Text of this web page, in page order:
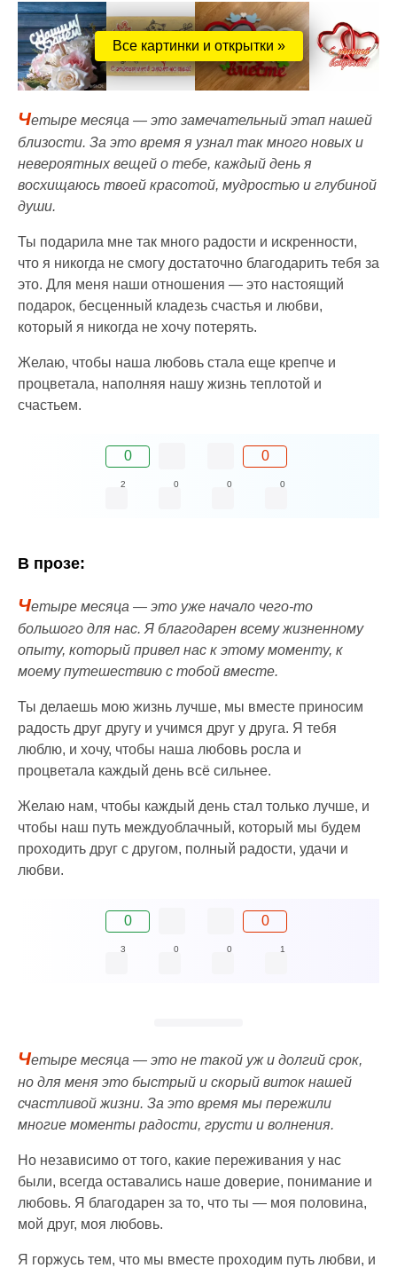
Все картинки и открытки »
Четыре месяца — это замечательный этап нашей
близости. За это время я узнал так много новых и
невероятных вещей о тебе, каждый день я
восхищаюсь твоей красотой, мудростью и глубиной
души.
Ты подарила мне так много радости и искренности,
что я никогда не смогу достаточно благодарить тебя за
это. Для меня наши отношения — это настоящий
подарок, бесценный кладезь счастья и любви,
который я никогда не хочу потерять.
Желаю, чтобы наша любовь стала еще крепче и
процветала, наполняя нашу жизнь теплотой и
счастьем.
0 0
2 0 0 0
В прозе:
Четыре месяца — это уже начало чего-то
большого для нас. Я благодарен всему жизненному
опыту, который привел нас к этому моменту, к
моему путешествию с тобой вместе.
Ты делаешь мою жизнь лучше, мы вместе приносим
радость друг другу и учимся друг у друга. Я тебя
люблю, и хочу, чтобы наша любовь росла и
процветала каждый день всё сильнее.
Желаю нам, чтобы каждый день стал только лучше, и
чтобы наш путь междуоблачный, который мы будем
проходить друг с другом, полный радости, удачи и
любви.
0 0
3 0 0 1
Четыре месяца — это не такой уж и долгий срок,
но для меня это быстрый и скорый виток нашей
счастливой жизни. За это время мы пережили
многие моменты радости, грусти и волнения.
Но независимо от того, какие переживания у нас
были, всегда оставались наше доверие, понимание и
любовь. Я благодарен за то, что ты — моя половина,
мой друг, моя любовь.
Я горжусь тем, что мы вместе проходим путь любви, и